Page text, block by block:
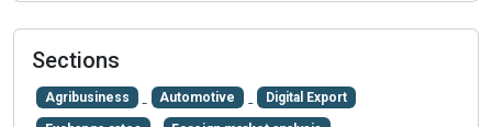
Sections
Agribusiness Automotive Digital Export